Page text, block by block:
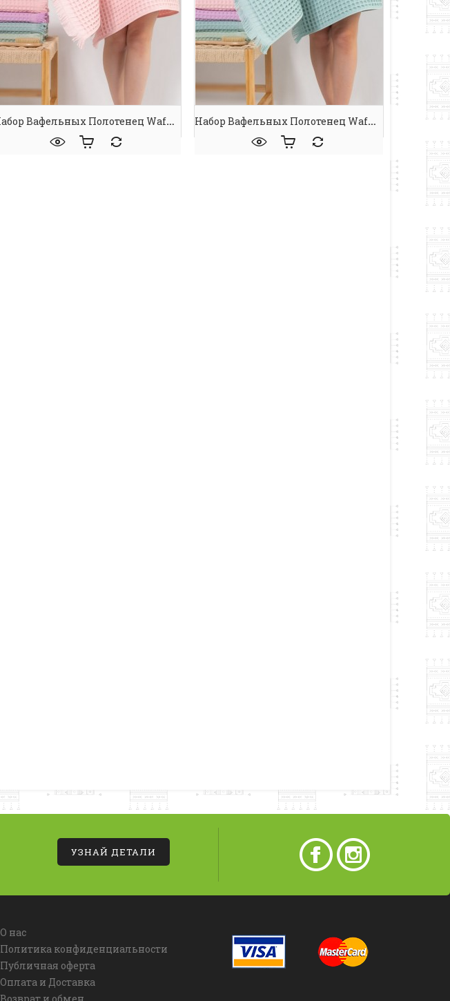
Набор Вафельных Полотенец Waffle Spa Towel Pink Набор Вафельных Полотенец Waffle Spa Towel Turquise
УЗНАЙ ДЕТАЛИ
О нас
Политика конфиденциальности
Публичная оферта
Оплата и Доставка